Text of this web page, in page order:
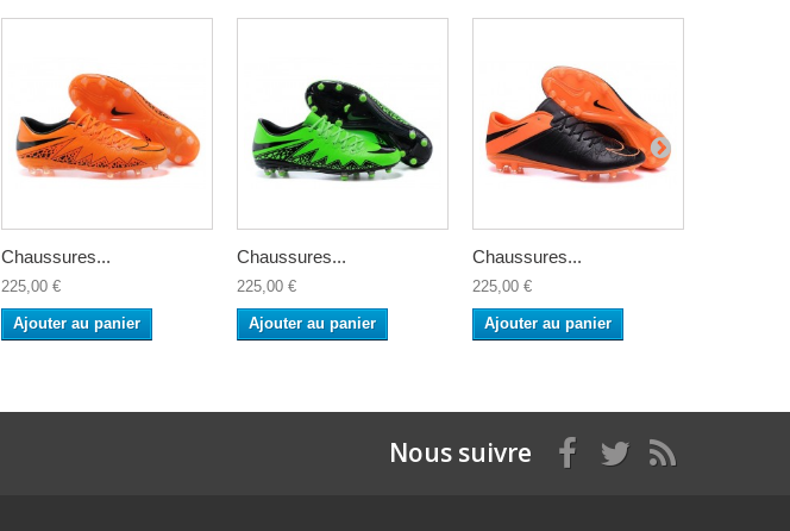
Chaussures...
225,00 €
Ajouter au panier
Chaussures...
225,00 €
Ajouter au panier
Chaussures...
225,00 €
Ajouter au panier
Nous suivre